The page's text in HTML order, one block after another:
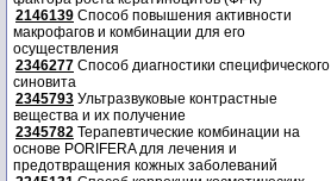
2146139 Способ повышения активности
макрофагов и комбинации для его
осуществления
2346277 Способ диагностики специфического
синовита
2345793 Ультразвуковые контрастные
вещества и их получение
2345782 Терапевтические комбинации на
основе PORIFERA для лечения и
предотвращения кожных заболеваний